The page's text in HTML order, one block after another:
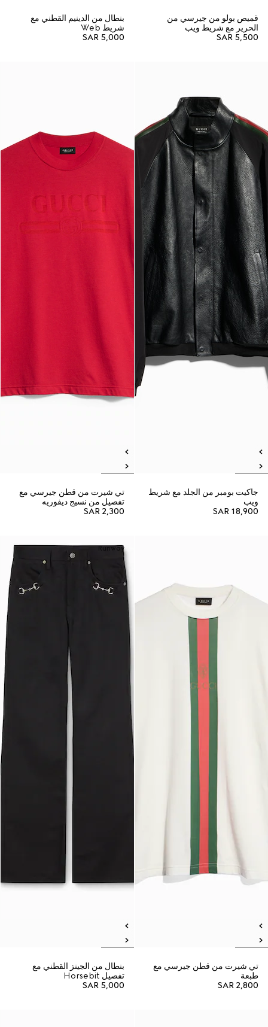
قميص بولو من جيرسي من
الحرير مع شريط ويب
SAR 5,500
بنطال من الدينيم القطني مع
شريط Web
SAR 5,000
جاكيت بومبر من الجلد مع شريط
ويب
SAR 18,900
تي شيرت من قطن جيرسي مع
تفصيل من نسيج ديفوريه
SAR 2,300
تي شيرت من قطن جيرسي مع
طبعة
SAR 2,800
Runway
بنطال من الجينز القطني مع
تفصيل Horsebit
SAR 5,000